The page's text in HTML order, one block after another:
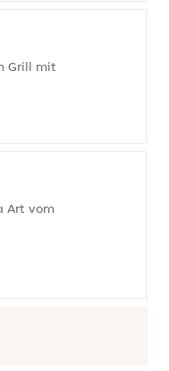
Grill mit
Art vom